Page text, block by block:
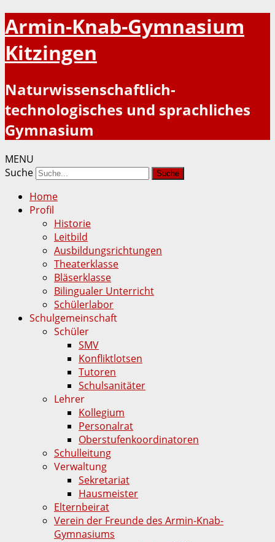
Armin-Knab-Gymnasium
Kitzingen
Naturwissenschaftlich-
technologisches und sprachliches
Gymnasium
MENU
Suche
Home
Profil
Historie
Leitbild
Ausbildungsrichtungen
Theaterklasse
Bläserklasse
Bilingualer Unterricht
Schülerlabor
Schulgemeinschaft
Schüler
SMV
Konfliktlotsen
Tutoren
Schulsanitäter
Lehrer
Kollegium
Personalrat
Oberstufenkoordinatoren
Schulleitung
Verwaltung
Sekretariat
Hausmeister
Elternbeirat
Verein der Freunde des Armin-Knab-
Gymnasiums